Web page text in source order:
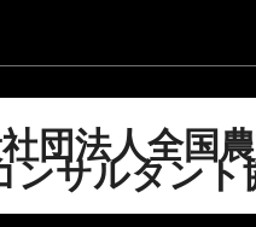
団法人全国
ンサルタント